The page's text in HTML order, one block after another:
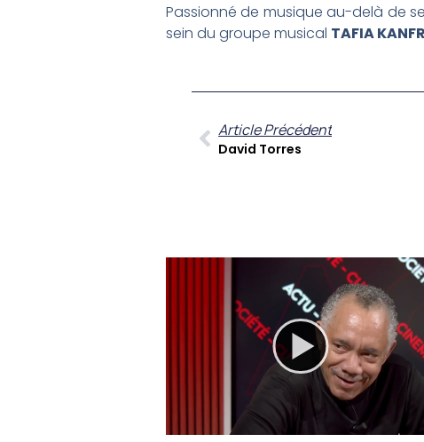
Passionné de musique au-delà de
sein du groupe musical TAFIA
Article Précédent
David Torres